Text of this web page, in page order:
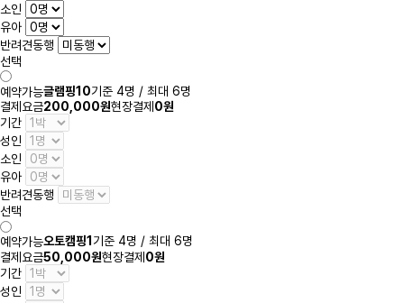
소인
유아
반려견동행
선택
예약가능글램핑10기준 4명 / 최대 6명
결제요금200,000원현장결제 0원
기간
성인
소인
유아
반려견동행
선택
예약가능오토캠핑1 기준 4명 / 최대 6명
결제요금50,000원현장결제 0원
기간
성인